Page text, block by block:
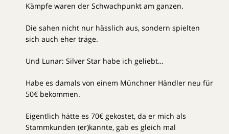
Kämpfe waren der Schwachpunkt am ganzen.
Die sahen nicht nur hässlich aus, sondern spielten
sich auch eher träge.
Und Lunar: Silver Star habe ich geliebt…
Habe es damals von einem Münchner Händler neu für
50€ bekommen.
Eigentlich hätte es 70€ gekostet, da er mich als
Stammkunden (er)kannte, gab es gleich mal